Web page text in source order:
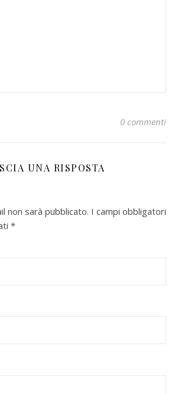
0 commenti
UNA RISPOSTA
non sarà pubblicato. I campi obbligatori
*